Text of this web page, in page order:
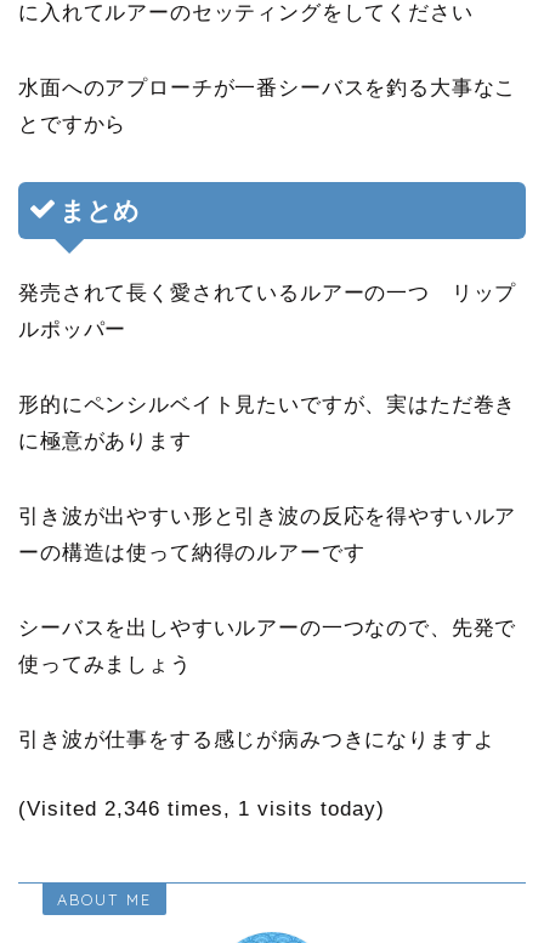
に入れてルアーのセッティングをしてください
水面へのアプローチが一番シーバスを釣る大事なこ
とですから
まとめ
発売されて長く愛されているルアーの一つ リップ
ルポッパー
形的にペンシルベイト見たいですが、実はただ巻き
に極意があります
引き波が出やすい形と引き波の反応を得やすいルア
ーの構造は使って納得のルアーです
シーバスを出しやすいルアーの一つなので、先発で
使ってみましょう
引き波が仕事をする感じが病みつきになりますよ
(Visited 2,346 times, 1 visits today)
ABOUT ME